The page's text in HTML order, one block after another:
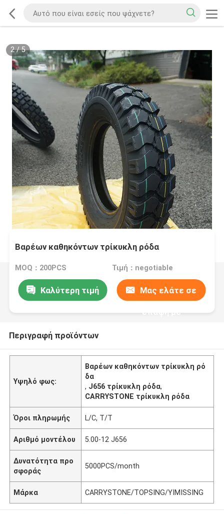
2/5
Βαρέων καθηκόντων τρίκυκλη ρόδα
MOQ：200PCS Τιμή：negotiable
Καλύτερη τιμή Μας ελάτε σε
επαφή με
Περιγραφή προϊόντων
Υψηλό φως:
Βαρέων καθηκόντων τρίκυκλη ρό
δα
, J656 τρίκυκλη ρόδα,
CARRYSTONE τρίκυκλη ρόδα
Όροι πληρωμής L/C, T/T
Αριθμό μοντέλου 5.00-12 J656
Δυνατότητα προ
σφοράς
5000PCS/month
Μάρκα CARRYSTONE/TOPSING/YIMISSING